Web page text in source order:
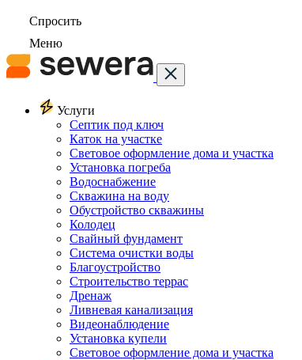
Спросить
Меню
Услуги
Септик под ключ
Каток на участке
Световое оформление дома и участка
Установка погреба
Водоснабжение
Скважина на воду
Обустройство скважины
Колодец
Свайный фундамент
Система очистки воды
Благоустройство
Строительство террас
Дренаж
Ливневая канализация
Видеонаблюдение
Установка купели
Световое оформление дома и участка